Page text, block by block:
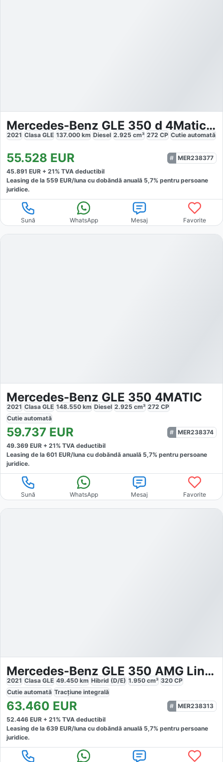
Mercedes-Benz GLE 350 d 4Matic AMG
2021 Clasa GLE 137.000 km Diesel 2.925 cm³ 272 CP Cutie automată
55.528 EUR
MER238377
45.891 EUR + 21% TVA deductibil
Leasing de la 559 EUR/luna cu dobăndă anuală 5,7% pentru persoane
juridice.
Sună WhatsApp Mesaj Favorite
Mercedes-Benz GLE 350 4MATIC
2021 Clasa GLE 148.550 km Diesel 2.925 cm³ 272 CP
Cutie automată
59.737 EUR
MER238374
49.369 EUR + 21% TVA deductibil
Leasing de la 601 EUR/luna cu dobăndă anuală 5,7% pentru persoane
juridice.
Sună WhatsApp Mesaj Favorite
Mercedes-Benz GLE 350 AMG Line Night
2021 Clasa GLE 49.450 km Hibrid (D/E) 1.950 cm³ 320 CP
Cutie automată Tracțiune integrală
63.460 EUR
MER238313
52.446 EUR + 21% TVA deductibil
Leasing de la 639 EUR/luna cu dobăndă anuală 5,7% pentru persoane
juridice.